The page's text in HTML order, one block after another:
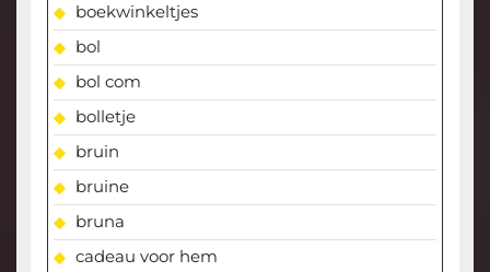
boekwinkeltjes
bol
bol com
bolletje
bruin
bruine
bruna
cadeau voor hem